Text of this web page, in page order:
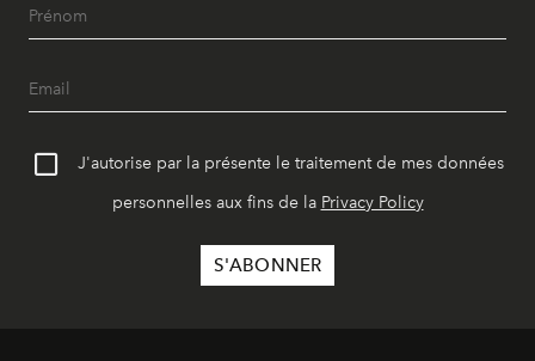
J'autorise par la présente le traitement de mes données
personnelles aux fins de la Privacy Policy